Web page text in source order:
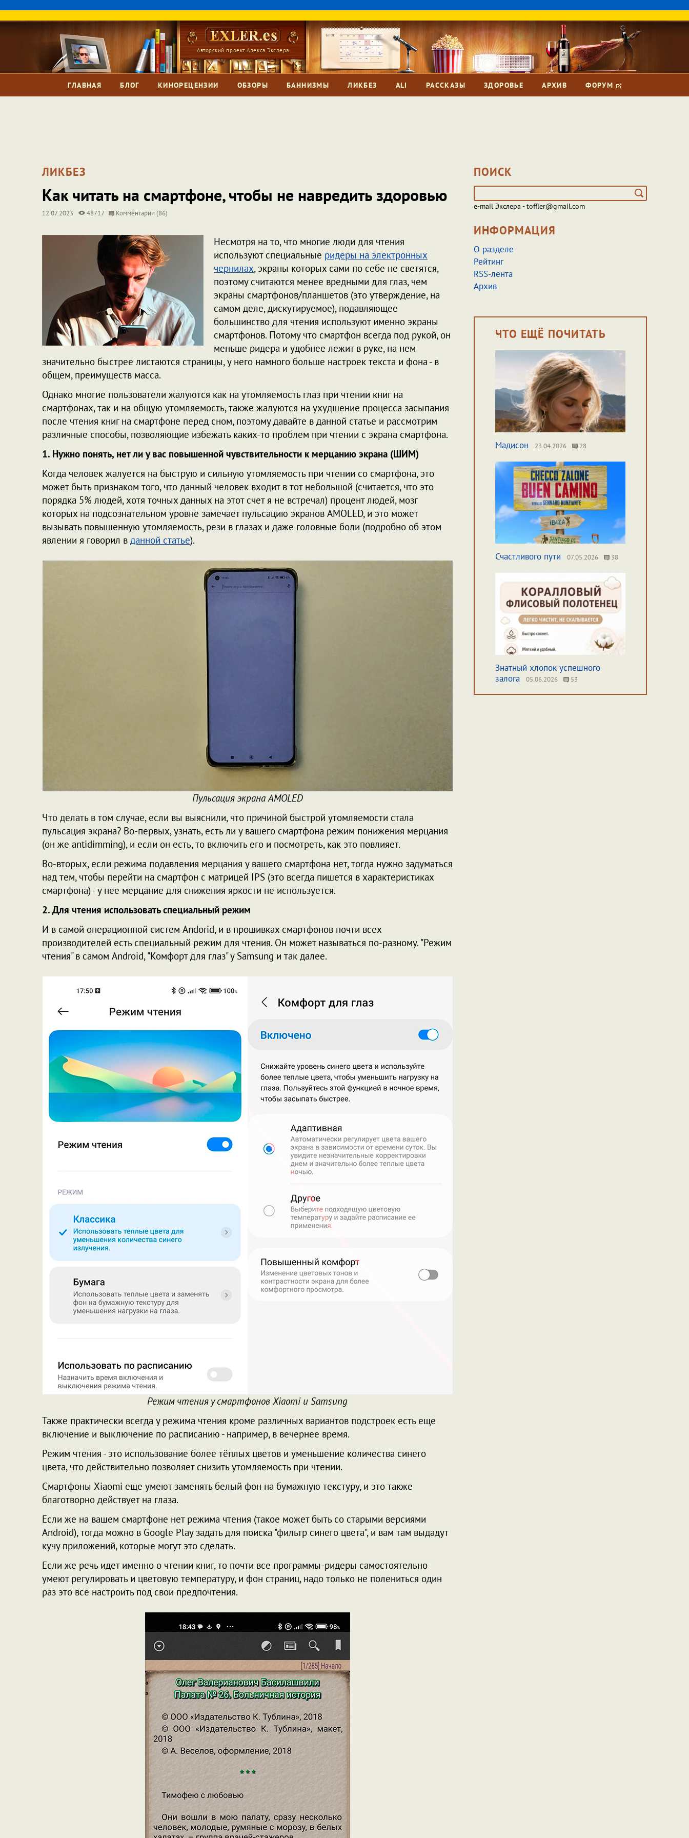
Авторский проект Алекса Экслера
ГЛАВНАЯ БЛОГ КИНОРЕЦЕНЗИИ ОБЗОРЫ БАННИЗМЫ ЛИКБЕЗ ALI РАССКАЗЫ ЗДОРОВЬЕ АРХИВ ФОРУМ
ЛИКБЕЗ
Как читать на смартфоне, чтобы не навредить здоровью
12.07.2023 48717 Комментарии (86)
Несмотря на то, что многие люди для чтения
используют специальные ридеры на электронных
чернилах, экраны которых сами по себе не светятся,
поэтому считаются менее вредными для глаз, чем
экраны смартфонов/планшетов (это утверждение, на
самом деле, дискутируемое), подавляющее
большинство для чтения используют именно экраны
смартфонов. Потому что смартфон всегда под рукой, он
меньше ридера и удобнее лежит в руке, на нем
значительно быстрее листаются страницы, у него намного больше настроек текста и фона - в
общем, преимуществ масса.
Однако многие пользователи жалуются как на утомляемость глаз при чтении книг на
смартфонах, так и на общую утомляемость, также жалуются на ухудшение процесса засыпания
после чтения книг на смартфоне перед сном, поэтому давайте в данной статье и рассмотрим
различные способы, позволяющие избежать каких-то проблем при чтении с экрана смартфона.
1. Нужно понять, нет ли у вас повышенной чувствительности к мерцанию экрана (ШИМ)
Когда человек жалуется на быструю и сильную утомляемость при чтении со смартфона, это
может быть признаком того, что данный человек входит в тот небольшой (считается, что это
порядка 5% людей, хотя точных данных на этот счет я не встречал) процент людей, мозг
которых на подсознательном уровне замечает пульсацию экранов AMOLED, и это может
вызывать повышенную утомляемость, рези в глазах и даже головные боли (подробно об этом
явлении я говорил в данной статье).
Пульсация экрана AMOLED
Что делать в том случае, если вы выяснили, что причиной быстрой утомляемости стала
пульсация экрана? Во-первых, узнать, есть ли у вашего смартфона режим понижения мерцания
(он же antidimming), и если он есть, то включить его и посмотреть, как это повлияет.
Во-вторых, если режима подавления мерцания у вашего смартфона нет, тогда нужно задуматься
над тем, чтобы перейти на смартфон с матрицей IPS (это всегда пишется в характеристиках
смартфона) - у нее мерцание для снижения яркости не используется.
2. Для чтения использовать специальный режим
И в самой операционной систем Andorid, и в прошивках смартфонов почти всех
производителей есть специальный режим для чтения. Он может называться по-разному. "Режим
чтения" в самом Android, "Комфорт для глаз" у Samsung и так далее.
Режим чтения у смартфонов Xiaomi и Samsung
Также практически всегда у режима чтения кроме различных вариантов подстроек есть еще
включение и выключение по расписанию - например, в вечернее время.
Режим чтения - это использование более тёплых цветов и уменьшение количества синего
цвета, что действительно позволяет снизить утомляемость при чтении.
Смартфоны Xiaomi еще умеют заменять белый фон на бумажную текстуру, и это также
благотворно действует на глаза.
Если же на вашем смартфоне нет режима чтения (такое может быть со старыми версиями
Android), тогда можно в Google Play задать для поиска "фильтр синего цвета", и вам там выдадут
кучу приложений, которые могут это сделать.
Если же речь идет именно о чтении книг, то почти все программы-ридеры самостоятельно
умеют регулировать и цветовую температуру, и фон страниц, надо только не полениться один
раз это все настроить под свои предпочтения.
ПОИСК
e-mail Экслера - toffler@gmail.com
ИНФОРМАЦИЯ
О разделе
Рейтинг
RSS-лента
Архив
ЧТО ЕЩЁ ПОЧИТАТЬ
Мадисон 23.04.2026 28
Счастливого пути 07.05.2026 38
Знатный хлопок успешного
залога
05.06.2026 53